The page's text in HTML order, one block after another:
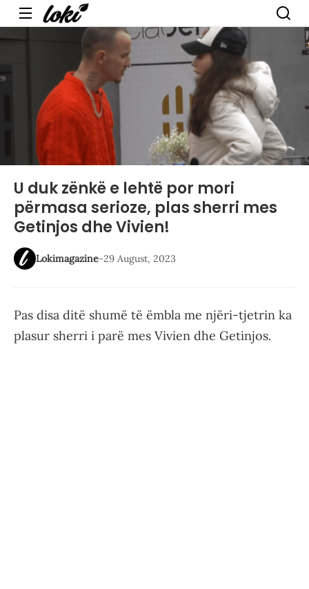
Menu
U duk zënkë e lehtë por mori
përmasa serioze, plas sherri mes
Getinjos dhe Vivien!
Lokimagazine-29 August, 2023
Pas disa ditë shumë të ëmbla me njëri-tjetrin ka
plasur sherri i parë mes Vivien dhe Getinjos.